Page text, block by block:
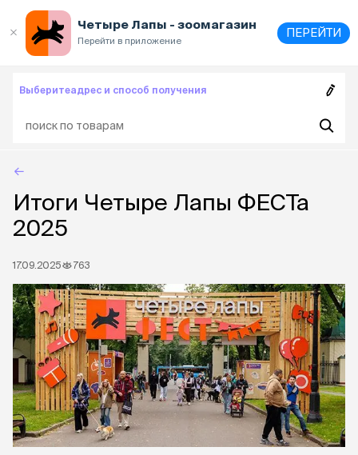
Четыре Лапы - зоомагазин
Перейти в приложение
ПЕРЕЙТИ
Выберитеадрес и способ получения
Итоги Четыре Лапы ФЕСТа
2025
17.09.2025 763